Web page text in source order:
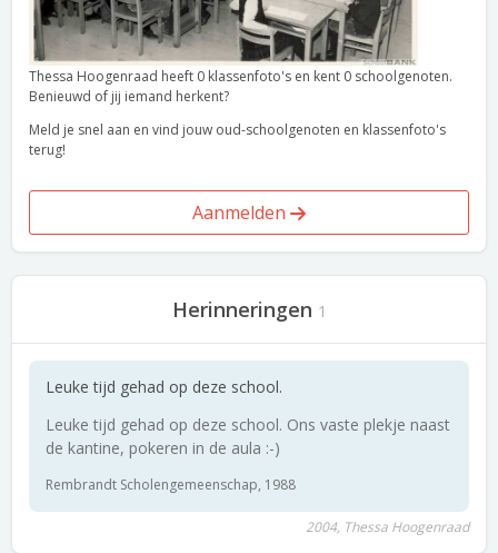
Thessa Hoogenraad heeft 0 klassenfoto's en kent 0 schoolgenoten.
Benieuwd of jij iemand herkent?
Meld je snel aan en vind jouw oud-schoolgenoten en klassenfoto's
terug!
Aanmelden
Herinneringen 1
Leuke tijd gehad op deze school.
Leuke tijd gehad op deze school. Ons vaste plekje naast
de kantine, pokeren in de aula :-)
Rembrandt Scholengemeenschap, 1988
2004, Thessa Hoogenraad